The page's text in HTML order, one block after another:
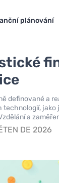
plánování
definované a
a
DE 2026